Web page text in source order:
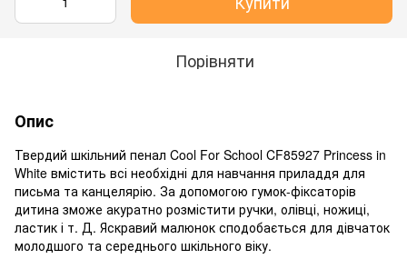
Порівняти
Опис
Твердий шкільний пенал Cool For School CF85927 Princess in
White вмістить всі необхідні для навчання приладдя для
письма та канцелярію. За допомогою гумок-фіксаторів
дитина зможе акуратно розмістити ручки, олівці, ножиці,
ластик і т. Д. Яскравий малюнок сподобається для дівчаток
молодшого та середнього шкільного віку.